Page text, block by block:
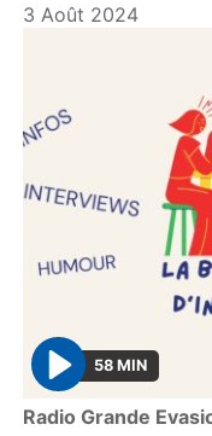
y
3 Août 2024
P
l
58 MIN
Radio Grande